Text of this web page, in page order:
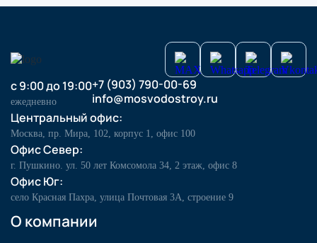
О компании
с 9:00 до 19:00
ежедневно
+7 (903) 790-00-69
info@mosvodostroy.ru
Центральный офис:
Москва, пр. Мира, 102, корпус 1, офис 100
Офис Север:
г. Пушкино. ул. 50 лет Комсомола 34, 2 этаж, офис 8
Офис Юг:
село Красная Пахра, улица Почтовая 3А, строение 9